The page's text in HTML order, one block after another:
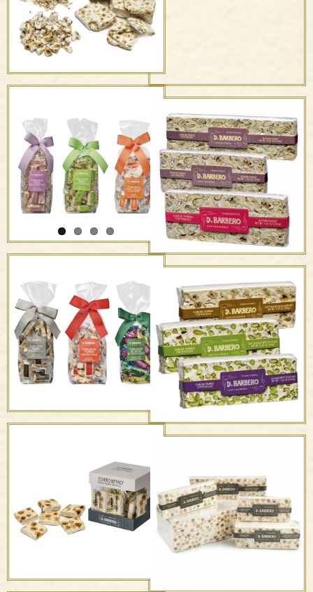
Torrone bianco e
ricoperto con Nocciola
Piemonte I.G.P.
Torroncini – mandorle,
pistacchi, ricoperti e a
basso contenuto di
zuccheri
Torroncini – nocciole
friabili, morbidi, ricoperti
Le Torronfette –
confezione singola
Torrone friabile alla
mandorla
Torrone morbido con
nocciole –
Friabile/morbido con
pistacchi